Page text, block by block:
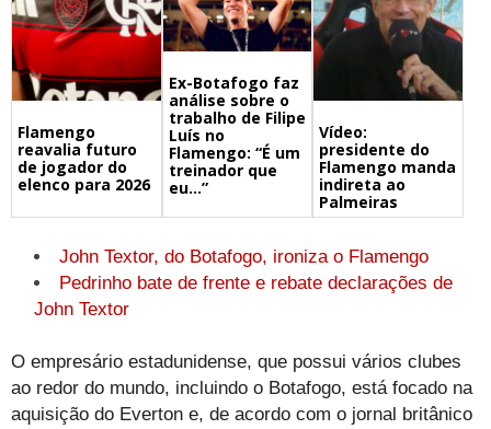
Flamengo
reavalia futuro
de jogador do
elenco para 2026
Ex-Botafogo faz
análise sobre o
trabalho de Filipe
Luís no
Flamengo: “É um
treinador que
eu…”
Vídeo:
presidente do
Flamengo manda
indireta ao
Palmeiras
John Textor, do Botafogo, ironiza o Flamengo
Pedrinho bate de frente e rebate declarações de
John Textor
O empresário estadunidense, que possui vários clubes
ao redor do mundo, incluindo o Botafogo, está focado na
aquisição do Everton e, de acordo com o jornal britânico